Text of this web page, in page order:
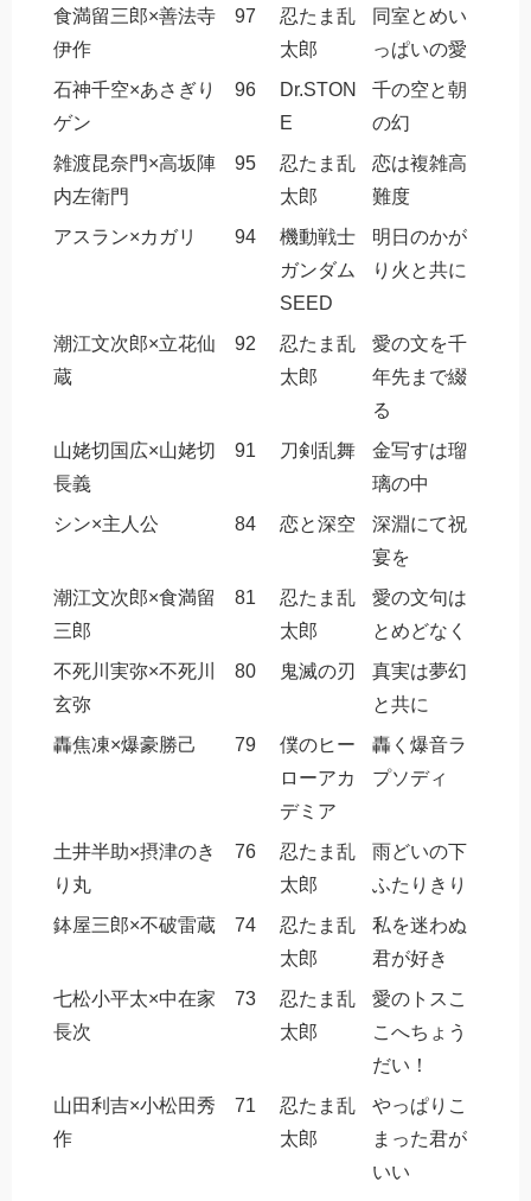
食満留三郎×善法寺
伊作
97
忍たま乱
太郎
同室とめい
っぱいの愛
石神千空×あさぎり
ゲン
96
Dr.STON
E
千の空と朝
の幻
雑渡昆奈門×高坂陣
内左衛門
95
忍たま乱
太郎
恋は複雑高
難度
アスラン×カガリ
94
機動戦士
ガンダム
SEED
明日のかが
り火と共に
潮江文次郎×立花仙
蔵
92
忍たま乱
太郎
愛の文を千
年先まで綴
る
山姥切国広×山姥切
長義
91 刀剣乱舞
金写すは瑠
璃の中
シン×主人公
84 恋と深空
深淵にて祝
宴を
潮江文次郎×食満留
三郎
81
忍たま乱
太郎
愛の文句は
とめどなく
不死川実弥×不死川
玄弥
80 鬼滅の刃
真実は夢幻
と共に
轟焦凍×爆豪勝己
79
僕のヒー
ローアカ
デミア
轟く爆音ラ
プソディ
土井半助×摂津のき
り丸
76
忍たま乱
太郎
雨どいの下
ふたりきり
鉢屋三郎×不破雷蔵
74
忍たま乱
太郎
私を迷わぬ
君が好き
七松小平太×中在家
長次
73
忍たま乱
太郎
愛のトスこ
こへちょう
だい！
山田利吉×小松田秀
作
71
忍たま乱
太郎
やっぱりこ
まった君が
いい